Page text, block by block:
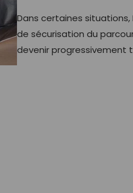
Dans certaines
de sécurisation du
devenir progressivement